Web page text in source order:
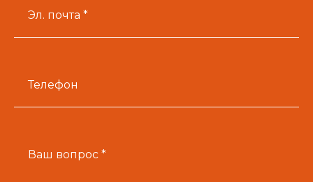
Эл. почта *
Телефон
Ваш вопрос *